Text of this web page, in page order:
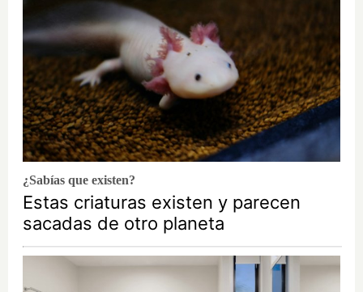
¿Sabías que existen?
Estas criaturas existen y parecen
sacadas de otro planeta